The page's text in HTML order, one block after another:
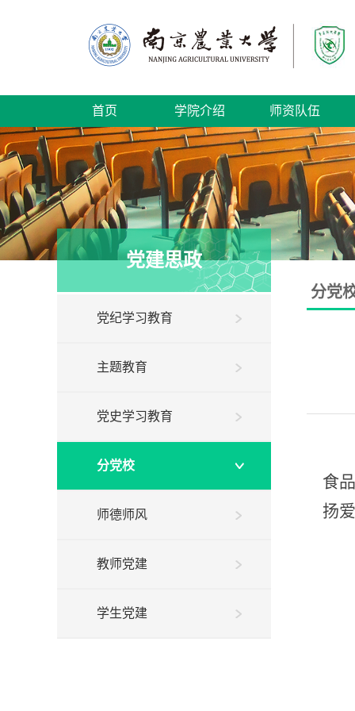
首页 学院介绍 师资队伍
党建思政
党纪学习教育
主题教育
党史学习教育
分党校
师德师风
教师党建
学生党建
分党
食
扬